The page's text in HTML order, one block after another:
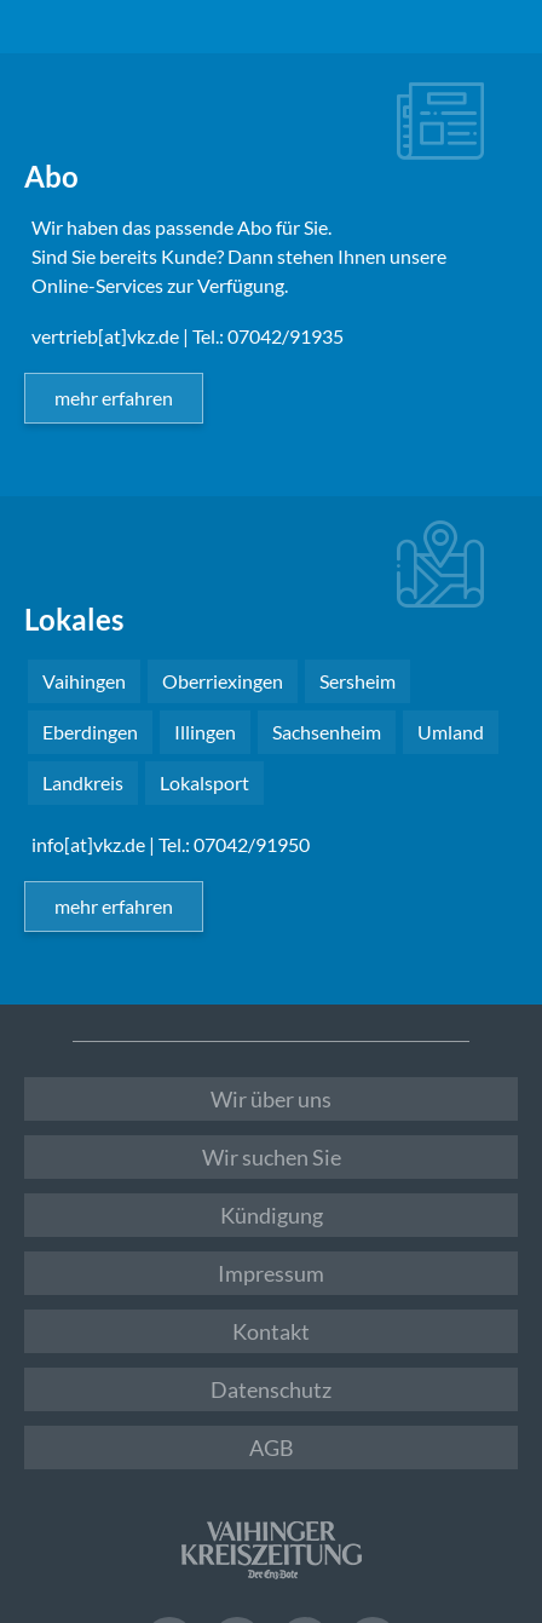
Abo
Wir haben das passende Abo für Sie.
Sind Sie bereits Kunde? Dann stehen Ihnen unsere
Online-Services zur Verfügung.
vertrieb[at]vkz.de | Tel.: 07042/91935
mehr erfahren
Lokales
Vaihingen Oberriexingen Sersheim
Eberdingen Illingen Sachsenheim Umland
Landkreis Lokalsport
info[at]vkz.de | Tel.: 07042/91950
mehr erfahren
Wir über uns
Wir suchen Sie
Kündigung
Impressum
Kontakt
Datenschutz
AGB